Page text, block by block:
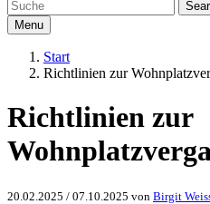
Menu
Start
Richtlinien zur
Richtlinien zur
20.02.2025 / 07.10.2025 von Birgit